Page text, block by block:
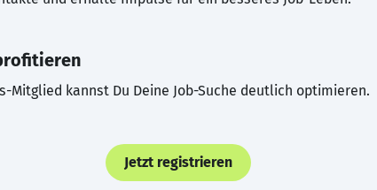
Mitglied kannst Du Deine Job-Suche deutlich optimieren.
Jetzt registrieren